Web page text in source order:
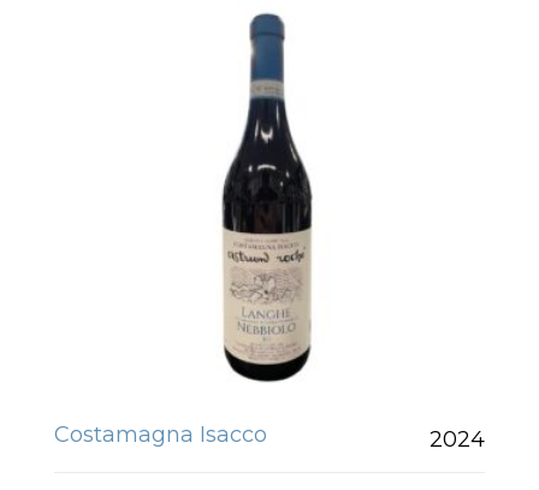
Costamagna Isacco 2024